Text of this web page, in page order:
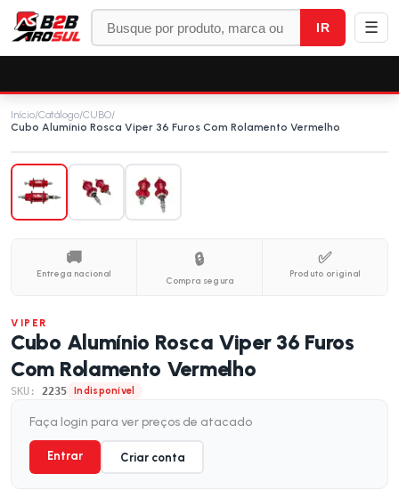
IR ☰
Início/Catálogo/CUBO/
Cubo Alumínio Rosca Viper 36 Furos Com Rolamento Vermelho
🚚
Entrega nacional
🔒
Compra segura
✅
Produto original
VIPER
Cubo Alumínio Rosca Viper 36 Furos
Com Rolamento Vermelho
SKU: 2235 Indisponível
Faça login para ver preços de atacado
Entrar Criar conta